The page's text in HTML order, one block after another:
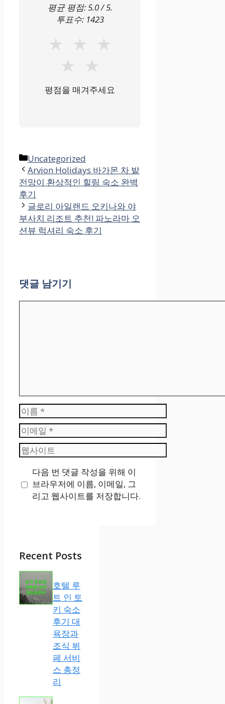
평균 평점:5.0/ 5.
투표수: 1423
★ ★
★
★
★
평점을 매겨주세요
카
테
고
리
Uncategorized
Arvion Holidays 바가몬 차 밭
전망이 환상적인 힐링 숙소 완벽
후기
글로리 아일랜드 오키나와 야
부사치 리조트 추천! 파노라마 오
션뷰 럭셔리 숙소 후기
댓글 남기기
이
름
이
메
일
웹
사
트
다음 번 댓글 작성을 위해 이
브라우저에 이름, 이메일, 그
리고 웹사이트를 저장합니다.
Recent Posts
호텔 루
트 인 토
키 숙소
후기 대
욕장과
조식 뷔
페 서비
스 총정
리